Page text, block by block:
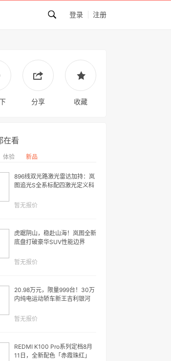
登录 注册
分享 收藏
在看
体验 新品
896线双光路激光雷达加持：岚
图追光S全系标配四激光定义科
暂无报价
虎踞阴山，稳赴山海！岚图全新
底盘打破豪华SUV性能边界
暂无报价
20.98万元，限量999台！30万
内纯电运动轿车新王吉利银河
暂无报价
REDMI K100 Pro系列定档8月
11日，全新配色「赤霞珠红」